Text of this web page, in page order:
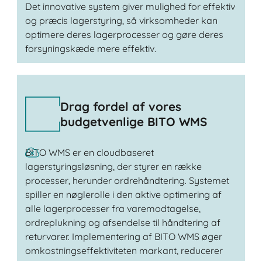
Det innovative system giver mulighed for effektiv
og præcis lagerstyring, så virksomheder kan
optimere deres lagerprocesser og gøre deres
forsyningskæde mere effektiv.
Drag fordel af vores
budgetvenlige BITO WMS
BITO WMS er en cloudbaseret
lagerstyringsløsning, der styrer en række
processer, herunder ordrehåndtering. Systemet
spiller en nøglerolle i den aktive optimering af
alle lagerprocesser fra varemodtagelse,
ordreplukning og afsendelse til håndtering af
returvarer. Implementering af BITO WMS øger
omkostningseffektiviteten markant, reducerer